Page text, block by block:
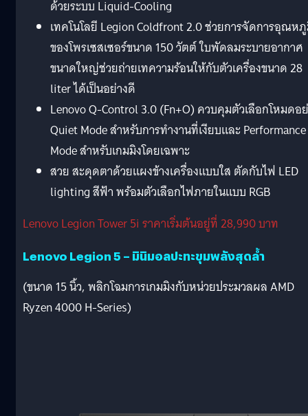
ด้วยระบบ Liquid-Cooling
เทคโนโลยี Legion Coldfront 2.0 ช่วยการจัดการอุณห
ของโพรเซสเซอร์ขนาด 150 วัตต์ ใบพัดลมระบายอากาศ
ขนาดใหญ่ช่วยถ่ายเทความร้อนให้กับตัวเครื่องขนาด 28
liter ได้เป็นอย่างดี
Lenovo Q-Control 3.0 (Fn+O) ควบคุมตัวเลือกโหมดอ
Quiet Mode สำหรับการทำงานที่เงียบและ Performance
Mode สำหรับเกมมิงโดยเฉพาะ
สวย สะดุดตาด้วยแผงข้างเครื่องแบบใส ตัดกับไฟ LED
lighting สีฟ้า พร้อมตัวเลือกไฟภายในแบบ RGB
Lenovo Legion Tower 5i ราคาเริ่มต้นอยู่ที่ 28,990 บาท
Lenovo Legion 5 – มินิมอลปะทะขุมพลังสุดล้ำ
(ขนาด 15 นิ้ว, พลิกโฉมการเกมมิงกับหน่วยประมวลผล AMD
Ryzen 4000 H-Series)